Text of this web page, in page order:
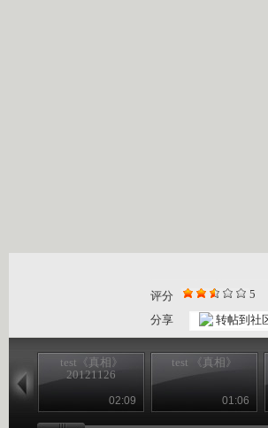
评分 5
分享
转帖到社
test《真相》
20121126
02:09
test 《真相》
01:06